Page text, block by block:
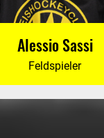
Alessio Sassi
Feldspieler